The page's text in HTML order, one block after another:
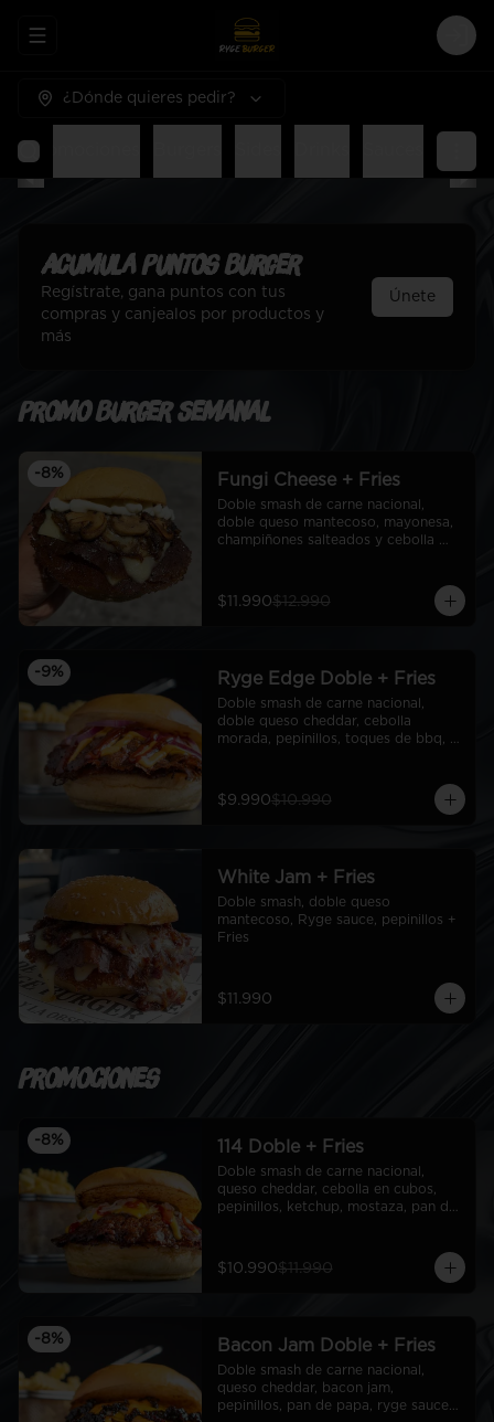
Abrir menu de navegación
¿Dónde quieres pedir?
Promociones
Acumula Puntos Burger
Regístrate, gana puntos con tus
compras y canjealos por productos y
más
Únete
Promo Burger Semanal
-8% Fungi Cheese + Fries
Doble smash de carne nacional,
doble queso mantecoso, mayonesa,
champiñones salteados y cebolla
$11.990$12.990
-9% Ryge Edge Doble + Fries
Doble smash de carne nacional,
doble queso cheddar, cebolla
morada, pepinillos, toques de bbq,
$9.990$10.990
White Jam + Fries
Doble smash, doble queso
mantecoso, Ryge sauce, pepinillos +
Fries
$11.990
Promociones
-8% 114 Doble + Fries
Doble smash de carne nacional,
queso cheddar, cebolla en cubos,
pepinillos, ketchup, mostaza, pan de
$10.990$11.990
-8% Bacon Jam Doble + Fries
Doble smash de carne nacional,
queso cheddar, bacon jam,
pepinillos, pan de papa, ryge sauce +